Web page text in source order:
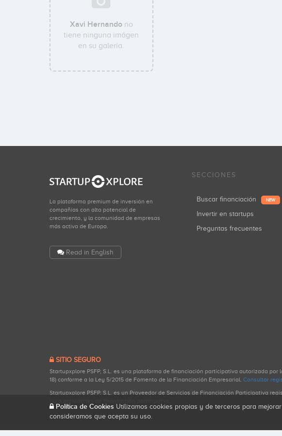
Xavi Hernandono
tiene ninguna imágen
en su galería.
La plataforma premium de inversión en
compañías con alto potencial de
crecimiento, y la comunidad de empresas
más activa de Europa.
Read in English
SECCIONES
Buscar financiación NEW
Invertir en startups
Preguntas frecuentes
SITIO SEGURO
Startupxplore PSFP, S.L. es una plataforma de financiación participativa autorizada por
18) conforme a la Ley 5/2015 de Fomento de la Financiación Empresarial. Consultar
Startupxplore PSFP, S.L. es un Proveedor de Servicios de Financiación Participativa
Política de Cookies Utilizamos cookies propias y de terceros para
consideramos que acepta su uso.